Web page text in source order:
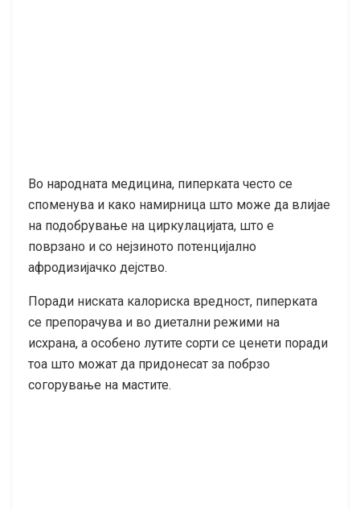
Во народната медицина, пиперката често се
споменува и како намирница што може да влијае
на подобрување на циркулацијата, што е
поврзано и со нејзиното потенцијално
афродизијачко дејство.
Поради ниската калориска вредност, пиперката
се препорачува и во диетални режими на
исхрана, а особено лутите сорти се ценети поради
тоа што можат да придонесат за побрзо
согорување на мастите.